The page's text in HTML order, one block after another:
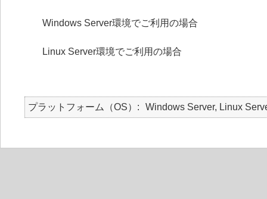
Windows Server環境でご利用の場合
Linux Server環境でご利用の場合
プラットフォーム（OS） Windows Server, Linux